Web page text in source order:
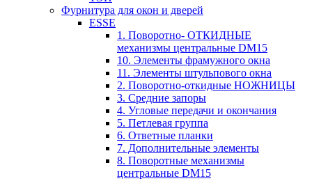
Фурнитура для окон и дверей
ESSE
1. Поворотно- ОТКИДНЫЕ
механизмы центральные DM15
10. Элементы фрамужного окна
11. Элементы штульпового окна
2. Поворотно-откидные НОЖНИЦЫ
3. Средние запоры
4. Угловые передачи и окончания
5. Петлевая группа
6. Ответные планки
7. Дополнительные элементы
8. Поворотные механизмы
центральные DM15